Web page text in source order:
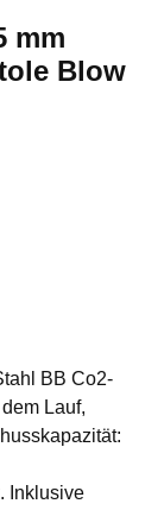
mm
Blow
BB Co2-
Lauf,
Inklusive